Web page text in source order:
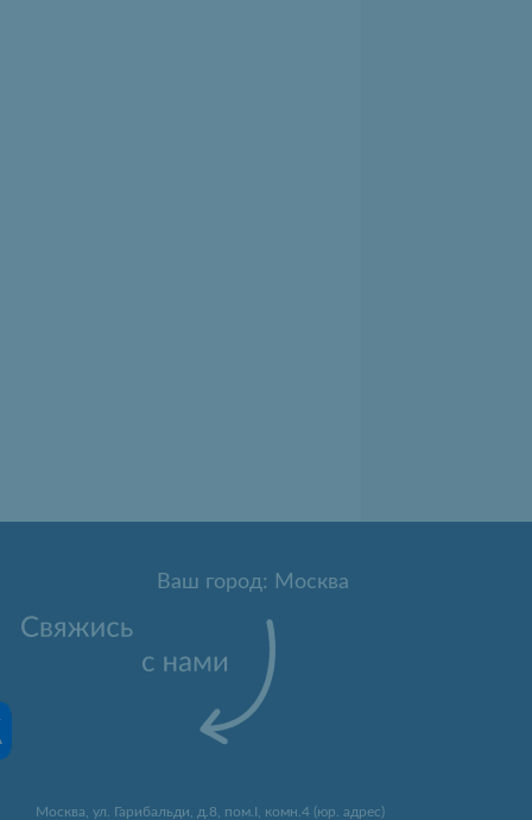
Ваш город: Москва
Москва ул. Гарибальди, д.8, пом.I, комн.4 (юр. адрес)